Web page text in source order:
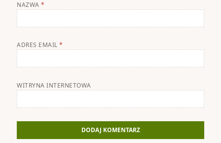
NAZWA*
ADRES EMAIL*
WITRYNA INTERNETOWA